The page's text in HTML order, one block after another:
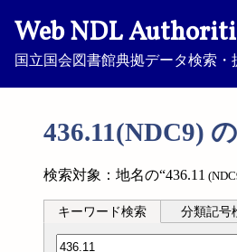
Web NDL
国立国会図書館典拠データ検索・
436.11(NDC9)
検索対象：地名の“436.11
キーワード検索 分類記号
分類記号検索